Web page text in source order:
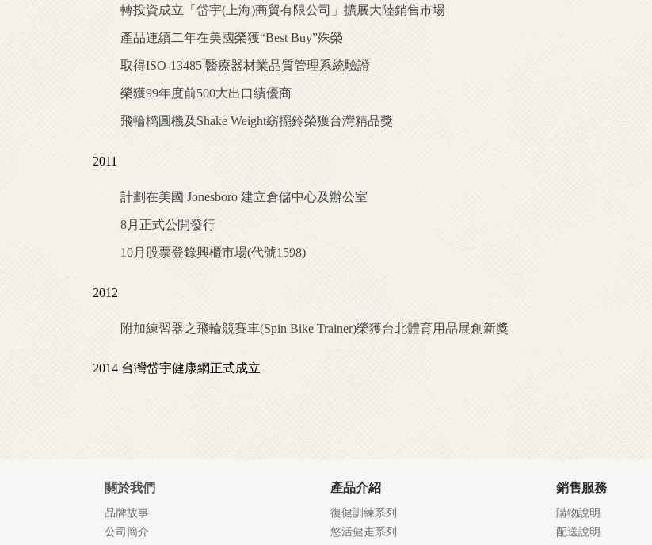
轉投資成立「岱宇(上海)商貿有限公司」擴展大陸銷售市場
產品連續二年在美國榮獲“Best Buy”殊榮
取得ISO-13485 醫療器材業品質管理系統驗證
榮獲99年度前500大出口績優商
飛輪橢圓機及Shake Weight窈擺鈴榮獲台灣精品獎
2011
計劃在美國 Jonesboro 建立倉儲中心及辦公室
8月正式公開發行
10月股票登錄興櫃市場(代號1598)
2012
附加練習器之飛輪競賽車(Spin Bike Trainer)榮獲台北體育用品展創新獎
2014 台灣岱宇健康網正式成立
關於我們
品牌故事
公司簡介
產品介紹
復健訓練系列
悠活健走系列
銷售服務
購物說明
配送說明